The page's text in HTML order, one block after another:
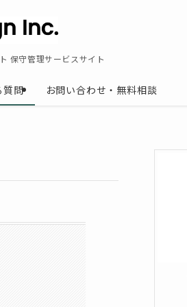
保守管理サービスサイト
質問 お問い合わせ・無料相談